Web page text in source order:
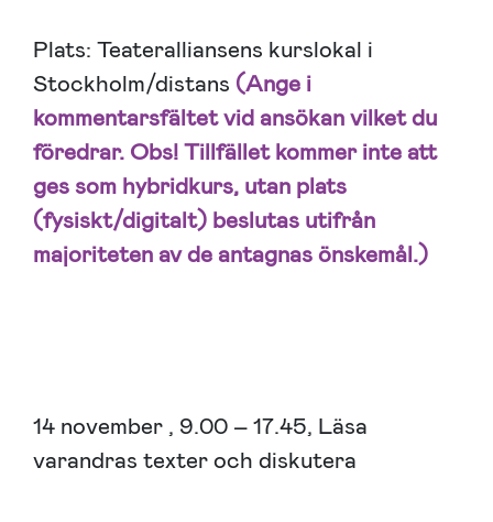
Plats: Teateralliansens kurslokal i
Stockholm/distans (Ange i
kommentarsfältet vid ansökan vilket du
föredrar. Obs! Tillfället kommer inte att
ges som hybridkurs, utan plats
(fysiskt/digitalt) beslutas utifrån
majoriteten av de antagnas önskemål.)
14 november , 9.00 – 17.45, Läsa
varandras texter och diskutera